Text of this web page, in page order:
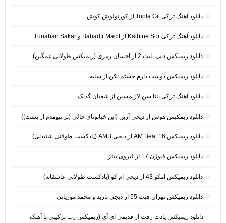
دانلود آهنگ ترکی Topla Git از کورتولوش کوش
دانلود آهنگ ترکی Kalbine Sor از Bahadır Macit و Tunahan Sakar
دانلود ریمیکس دیپ نایت 2 از احسان رمزی (ریمیکس طولانی غمگین)
دانلود ریمیکس دوست دارم خستم نکن از سایه
دانلود آهنگ ترکی بانا سن لازیمسین از شعبان گدیک
دانلود ریمکیس هوس از دیجی آرین (این خیابونای خالی (بر نیومدم از پست))
دانلود ریمیکس AM Beat 16 از دیجی AMB (پادکست طولانی شنیدنی)
دانلود ریمیکس فیوژن 17 از لیروی بیتز
دانلود ریمیکس امکو 43 از دیجی ام کو (پادکست طولانی عاشقانه)
دانلود ریمیکس تهران فیت 55 از دیجی باربد و محمد موریانی
دانلود ریمیکس یادت رفت از قدیمی ای آی (ریمیکس رپ ترکیبی با آهنک